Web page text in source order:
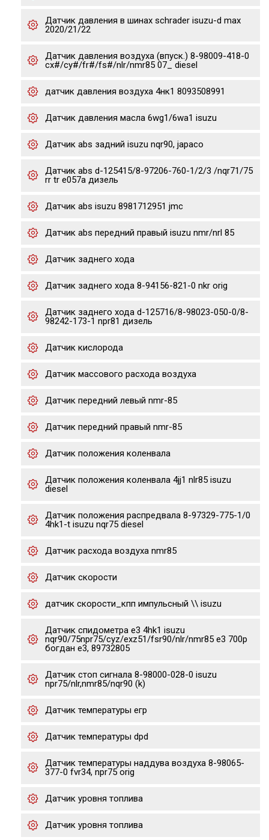
Датчик давления в шинах schrader isuzu-d max
2020/21/22
Датчик давления воздуха (впуск.) 8-98009-418-0
cx#/cy#/fr#/fs#/nlr/nmr85 07_ diesel
датчик давления воздуха 4нк1 8093508991
Датчик давления масла 6wg1/6wa1 isuzu
Датчик abs задний isuzu nqr90, japaco
Датчик abs d-125415/8-97206-760-1/2/3 /nqr71/75
rr tr e057a дизель
Датчик abs isuzu 8981712951 jmc
Датчик abs передний правый isuzu nmr/nrl 85
Датчик заднего хода
Датчик заднего хода 8-94156-821-0 nkr orig
Датчик заднего хода d-125716/8-98023-050-0/8-
98242-173-1 npr81 дизель
Датчик кислорода
Датчик массового расхода воздуха
Датчик передний левый nmr-85
Датчик передний правый nmr-85
Датчик положения коленвала
Датчик положения коленвала 4jj1 nlr85 isuzu
diesel
Датчик положения распредвала 8-97329-775-1/0
4hk1-t isuzu nqr75 diesel
Датчик расхода воздуха nmr85
Датчик скорости
датчик скорости_кпп импульсный \\ isuzu
Датчик спидометра е3 4hk1 isuzu
nqr90/75npr75/cyz/exz51/fsr90/nlr/nmr85 e3 700p
богдан е3, 89732805
Датчик стоп сигнала 8-98000-028-0 isuzu
npr75/nlr,nmr85/nqr90 (k)
Датчик температуры егр
Датчик температуры dpd
Датчик температуры наддува воздуха 8-98065-
377-0 fvr34, npr75 orig
Датчик уровня топлива
Датчик уровня топлива